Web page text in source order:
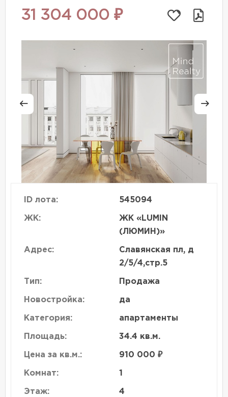
31 304 000 ₽
ID лота: 545094
ЖК:
ЖК «LUMIN
(ЛЮМИН)»
Адрес:
Славянская пл, д
2/5/4,стр.5
Тип: Продажа
Новостройка: да
Категория: апартаменты
Площадь: 34.4 кв.м.
Цена за кв.м.: 910 000 ₽
Комнат: 1
Этаж: 4